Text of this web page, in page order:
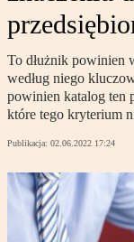
To dłużnik powinien
według niego
powinien katalog ten
które tego kryterium
Publikacja: 02.06.2022 17:24